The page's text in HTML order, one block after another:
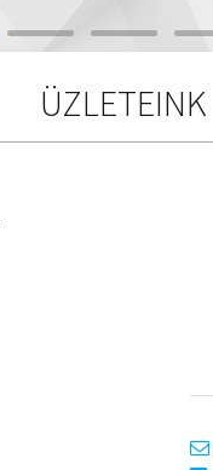
ÜZLETEINK